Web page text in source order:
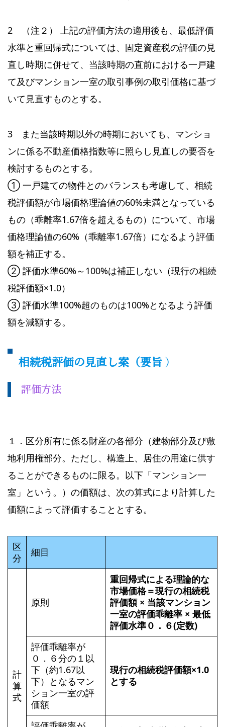
2 （注２） 上記の評価方法の適用後も、最低評価
水準と重回帰式については、固定資産税の評価の見
直し時期に併せて、当該時期の直前における一戸建
て及びマンション一室の取引事例の取引価格に基づ
いて見直すものとする。
3 また当該時期以外の時期においても、マンショ
ンに係る不動産価格指数等に照らし見直しの要否を
検討するものとする。
① 一戸建ての物件とのバランスも考慮して、相続
税評価額が市場価格理論値の60%未満となっている
もの（乖離率1.67倍を超えるもの）について、市場
価格理論値の60%（乖離率1.67倍）になるよう評価
額を補正する。
② 評価水準60%～100%は補正しない（現行の相続
税評価額×1.0）
③ 評価水準100%超のものは100%となるよう評価
額を減額する。
相続税評価の見直し案（要旨 ）
評価方法
１．区分所有に係る財産の各部分（建物部分及び敷
地利用権部分。ただし、構造上、居住の用途に供す
ることができるものに限る。以下「マンション一
室」という。）の価額は、次の算式により計算した
価額によって評価することとする。
区
分
細目
計
算
式
原則
重回帰式による理論的な
市場価格＝現行の相続税
評価額 × 当該マンション
一室の評価乖離率 × 最低
評価水準０．６(定数)
評価乖離率が
０．６分の１以
下（約1.67以
下）となるマン
ション一室の評
価額
現行の相続税評価額×1.0
とする